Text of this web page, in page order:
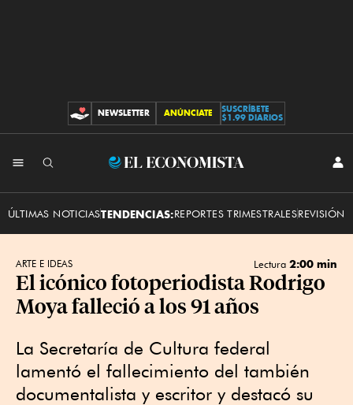
CONTRIBUCIONES
NEWSLETTER ANÚNCIATE
SUSCRÍBETE
$1.99 DIARIOS
El
ÚLTIMAS NOTICIASTENDENCIAS:REPORTES TRIMESTRALESREVISIÓN
ARTE E IDEAS Lectura 2:00 min
El icónico fotoperiodista Rodrigo
Moya falleció a los 91 años
La Secretaría de Cultura federal
lamentó el fallecimiento del también
documentalista y escritor y destacó su